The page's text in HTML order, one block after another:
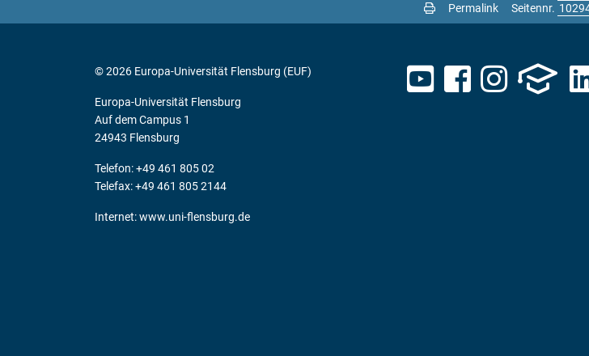
Permalink Seitennr.
© 2026 Europa-Universität Flensburg (EUF)
Europa-Universität Flensburg
Auf dem Campus 1
24943 Flensburg
Telefon: +49 461 805 02
Telefax: +49 461 805 2144
Internet:www.uni-flensburg.de